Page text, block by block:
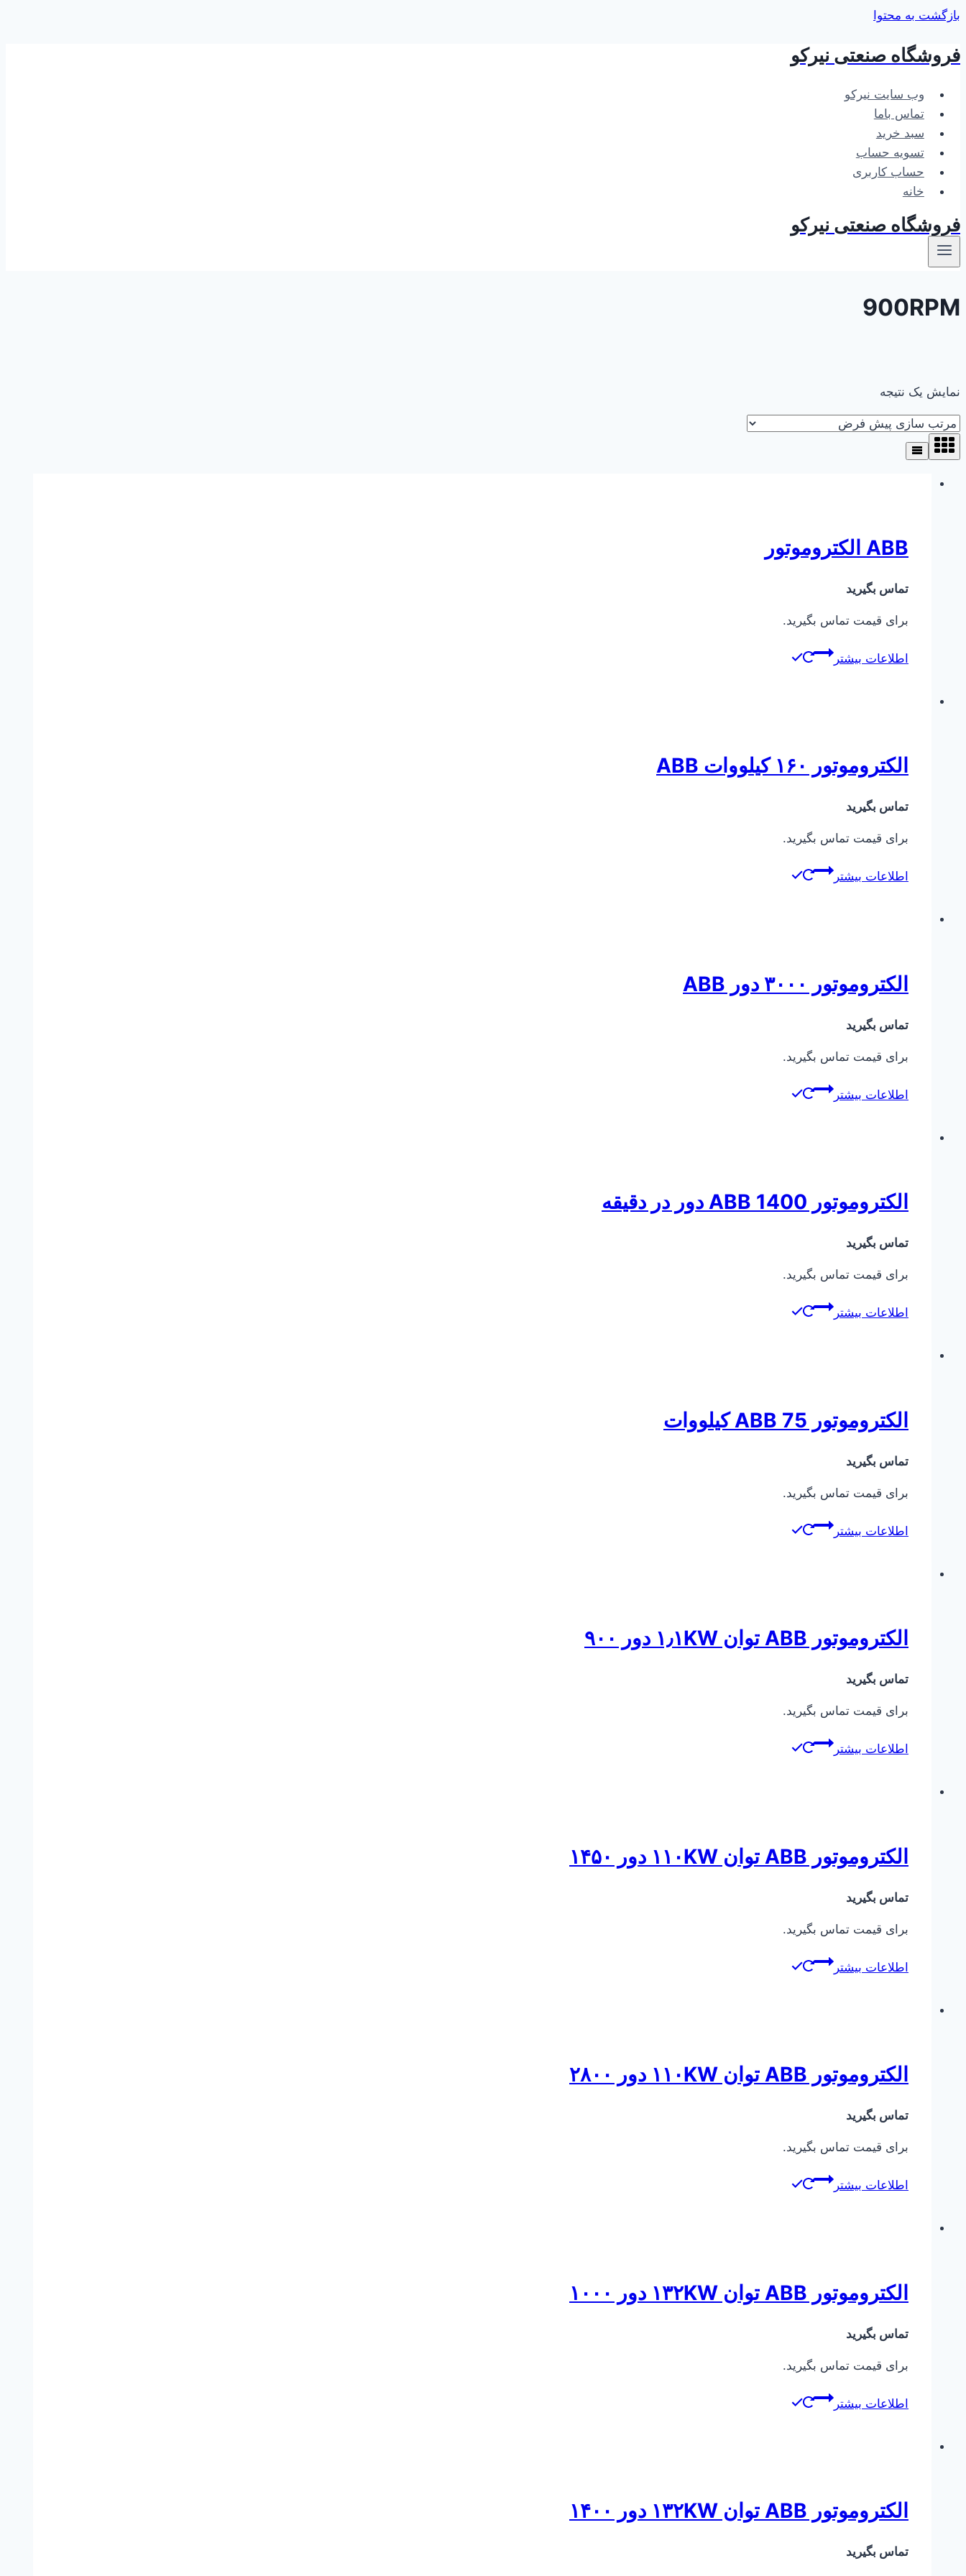
بازگشت به محتوا
فروشگاه صنعتی نیرکو
وب سایت نیرکو
تماس باما
سبد خرید
تسویه حساب
حساب کاربری
خانه
فروشگاه صنعتی نیرکو
900RPM
نمایش یک نتیجه
ABB الکتروموتور
تماس بگیرید
برای قیمت تماس بگیرید.
اطلاعات بیشتر
الکتروموتور ۱۶۰ کیلووات ABB
تماس بگیرید
برای قیمت تماس بگیرید.
اطلاعات بیشتر
الکتروموتور ۳۰۰۰ دور ABB
تماس بگیرید
برای قیمت تماس بگیرید.
اطلاعات بیشتر
الکتروموتور ABB 1400 دور در دقیقه
تماس بگیرید
برای قیمت تماس بگیرید.
اطلاعات بیشتر
الکتروموتور ABB 75 کیلووات
تماس بگیرید
برای قیمت تماس بگیرید.
اطلاعات بیشتر
الکتروموتور ABB توان ۱٫۱KW دور ۹۰۰
تماس بگیرید
برای قیمت تماس بگیرید.
اطلاعات بیشتر
الکتروموتور ABB توان ۱۱۰KW دور ۱۴۵۰
تماس بگیرید
برای قیمت تماس بگیرید.
اطلاعات بیشتر
الکتروموتور ABB توان ۱۱۰KW دور ۲۸۰۰
تماس بگیرید
برای قیمت تماس بگیرید.
اطلاعات بیشتر
الکتروموتور ABB توان ۱۳۲KW دور ۱۰۰۰
تماس بگیرید
برای قیمت تماس بگیرید.
اطلاعات بیشتر
الکتروموتور ABB توان ۱۳۲KW دور ۱۴۰۰
تماس بگیرید